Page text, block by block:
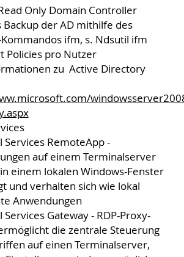
Only Domain Controller
Backup der AD mithilfe des
ifm, s. Ndsutil ifm
Policies pro Nutzer
zu Active Directory
Services RemoteApp -
auf einem Terminalserver
einem lokalen Windows-Fenster
und verhalten sich wie lokal
Anwendungen
Services Gateway - RDP-Proxy-
die zentrale Steuerung
auf einen Terminalserver,